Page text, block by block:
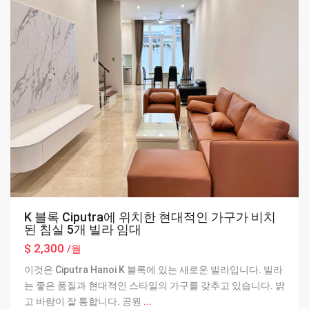
K 블록 Ciputra에 위치한 현대적인 가구가 비치
된 침실 5개 빌라 임대
$ 2,300 /월
이것은 Ciputra Hanoi K 블록에 있는 새로운 빌라입니다. 빌라
는 좋은 품질과 현대적인 스타일의 가구를 갖추고 있습니다. 밝
고 바람이 잘 통합니다. 공원 ...